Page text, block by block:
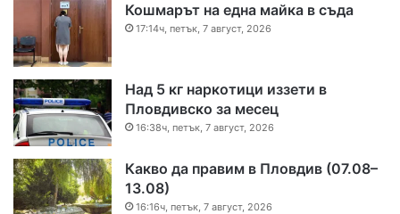
Кошмарът на една майка в съда
17:14ч, петък, 7 август, 2026
Над 5 кг наркотици иззети в
Пловдивско за месец
16:38ч, петък, 7 август, 2026
Какво да правим в Пловдив (07.08–
13.08)
16:16ч, петък, 7 август, 2026